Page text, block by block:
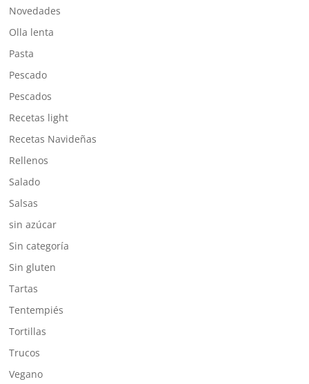
Novedades
Olla lenta
Pasta
Pescado
Pescados
Recetas light
Recetas Navideñas
Rellenos
Salado
Salsas
sin azúcar
Sin categoría
Sin gluten
Tartas
Tentempiés
Tortillas
Trucos
Vegano